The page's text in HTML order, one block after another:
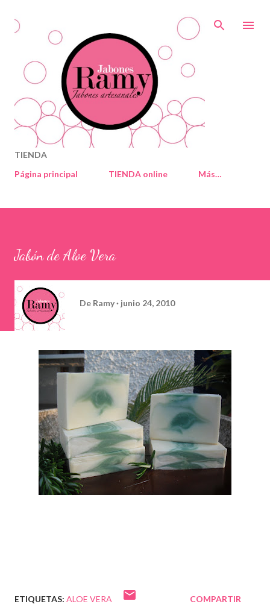
TIENDA
Página principal
TIENDA online Más…
Jabón de Aloe Vera
De Ramy junio 24, 2010
ETIQUETAS: ALOE VERA COMPARTIR